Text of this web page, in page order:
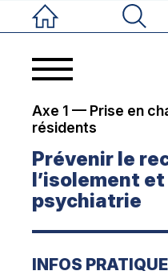
Accueil Rechercher
Axe 1 — Prise en
résidents
Prévenir le
l’isolement
psychiatrie
INFOS